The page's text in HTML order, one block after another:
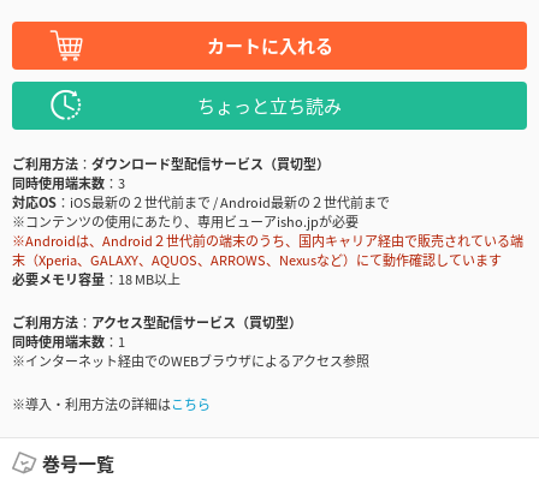
カートに入れる
ちょっと立ち読み
ご利用方法
ダウンロード型配信サービス（買切型）
同時使用端末数
3
対応OS
iOS最新の２世代前まで / Android最新の２世代前まで
※コンテンツの使用にあたり、専用ビューアisho.jpが必要
※Androidは、Android２世代前の端末のうち、国内キャリア経由で販売されている端
末（Xperia、GALAXY、AQUOS、ARROWS、Nexusなど）にて動作確認しています
必要メモリ容量
18 MB以上
ご利用方法
アクセス型配信サービス（買切型）
同時使用端末数
1
※インターネット経由でのWEBブラウザによるアクセス参照
※導入・利用方法の詳細はこちら
巻号一覧